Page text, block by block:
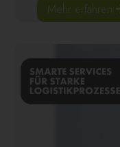
Mehr erfahren